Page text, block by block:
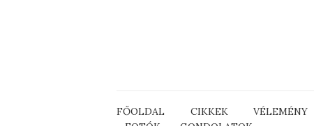
FŐOLDAL CIKKEK VÉLEMÉNY